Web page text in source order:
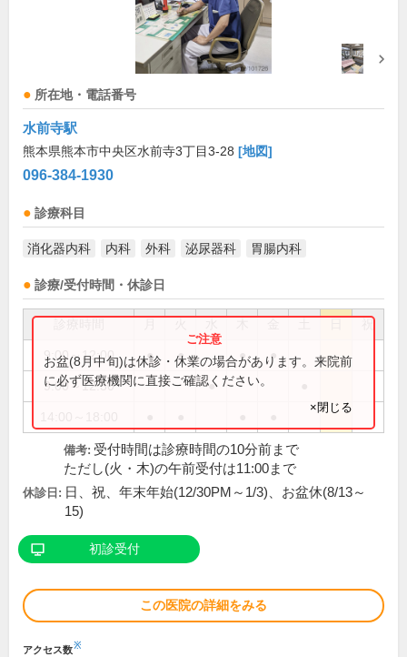
所在地・電話番号
水前寺駅
熊本県熊本市中央区水前寺3丁目3-28 [地図]
096-384-1930
診療科目
消化器内科 内科 外科 泌尿器科 胃腸内科
診療/受付時間・休診日
祝
9:00～12:00 ● ● ● ●
9:00～12:30 ●
お盆(8月中旬)は休診・休業の場合があります。来院前
に必ず医療機関に直接ご確認ください。
×閉じる
備考: 受付時間は診療時間の10分前まで
ただし(火・木)の午前受付は11:00まで
休診日: 日、祝、年末年始(12/30PM～1/3)、お盆休(8/13～
15)
初診受付
この医院の詳細をみる
アクセス数※